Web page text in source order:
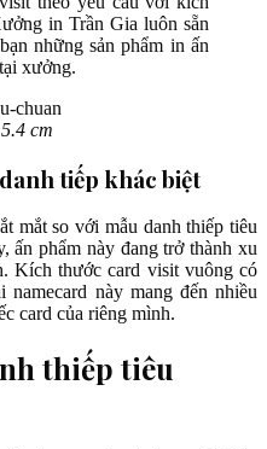
in Trần Gia luôn sẵn
những sản phẩm in ấn
xưởng.
cm
tiếp khác biệt
mắt so với mẫu danh thiếp tiêu
ấn phẩm này đang trở thành xu
Kích thước card visit vuông có
này mang đến nhiều
card của riêng mình.
thiếp tiêu